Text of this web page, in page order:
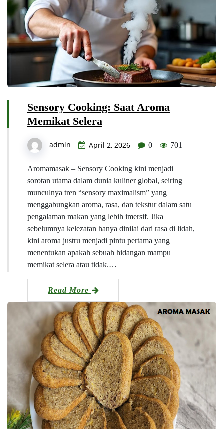
Sensory Cooking: Saat Aroma
Memikat Selera
admin April 2, 2026 0 701
Aromamasak – Sensory Cooking kini menjadi
sorotan utama dalam dunia kuliner global, seiring
munculnya tren “sensory maximalism” yang
menggabungkan aroma, rasa, dan tekstur dalam satu
pengalaman makan yang lebih imersif. Jika
sebelumnya kelezatan hanya dinilai dari rasa di lidah,
kini aroma justru menjadi pintu pertama yang
menentukan apakah sebuah hidangan mampu
memikat selera atau tidak.…
Read More